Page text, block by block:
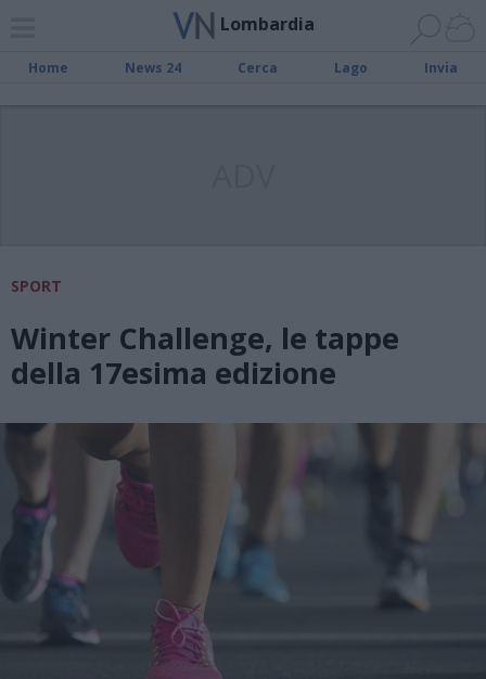
Lombardia
Home News 24 Cerca Lago Invia
SPORT
Winter Challenge, le tappe
della 17esima edizione